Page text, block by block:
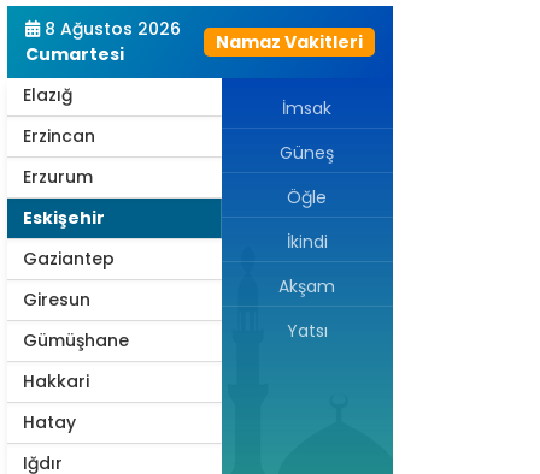
8 Ağustos 2026
Cumartesi
Namaz Vakitleri
Düzce
Edirne
Elazığ
Erzincan
Erzurum
Eskişehir
Gaziantep
Giresun
Gümüşhane
Hakkari
Hatay
Iğdır
İmsak
Güneş
Öğle
İkindi
Akşam
Yatsı